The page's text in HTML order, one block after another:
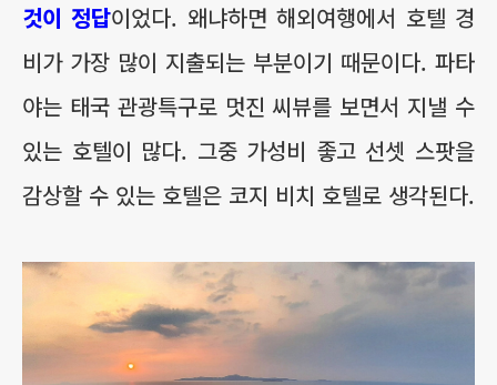
것이 정답이었다. 왜냐하면 해외여행에서 호텔 경
비가 가장 많이 지출되는 부분이기 때문이다. 파타
야는 태국 관광특구로 멋진 씨뷰를 보면서 지낼 수
있는 호텔이 많다. 그중 가성비 좋고 선셋 스팟을
감상할 수 있는 호텔은 코지 비치 호텔로 생각된다.